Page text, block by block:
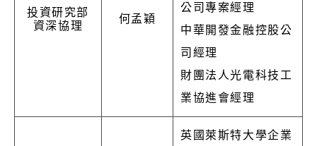
投資研究部
資深協理
何孟穎
公司專案經理
中華開發金融控股公
司經理
財團法人光電科技工
業協進會經理
英國萊斯特大學企業